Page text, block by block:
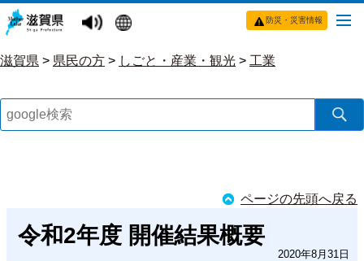
防災・災害情報
滋賀県 > 県民の方 > しごと・産業・観光 > 工業
ページの先頭へ戻る
令和2年度 開催結果概要
2020年8月31日